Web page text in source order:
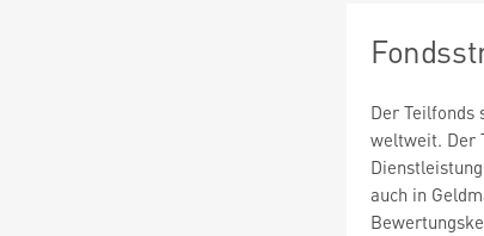
Der Teilfonds
weltweit. Der
auch in